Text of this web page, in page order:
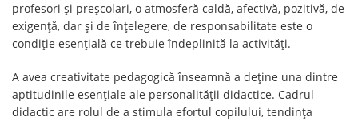
profesori și preșcolari, o atmosferă caldă, afectivă, pozitivă, de
exigență, dar și de înțelegere, de responsabilitate este o
condiție esențială ce trebuie îndeplinită la activități.
A avea creativitate pedagogică înseamnă a deține una dintre
aptitudinile esențiale ale personalității didactice. Cadrul
didactic are rolul de a stimula efortul copilului, tendința